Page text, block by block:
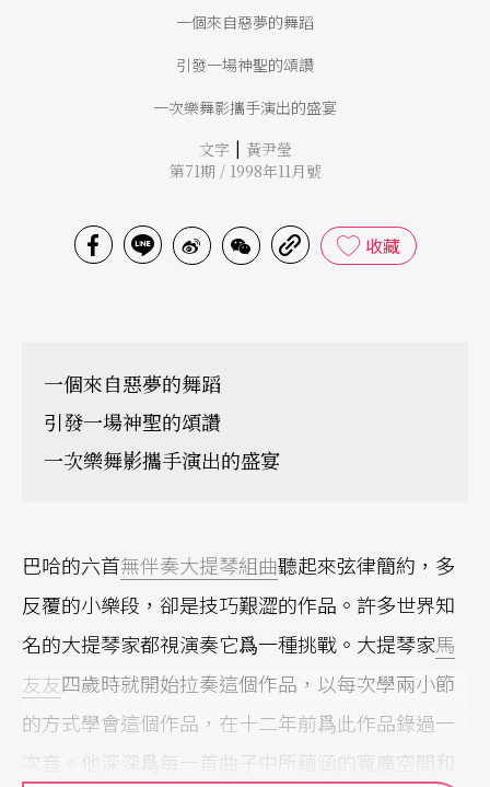
一個來自惡夢的舞蹈
引發一場神聖的頌讚
一次樂舞影攜手演出的盛宴
文字 | 黃尹瑩
第71期 / 1998年11月號
收藏
一個來自惡夢的舞蹈
引發一場神聖的頌讚
一次樂舞影攜手演出的盛宴
巴哈的六首無伴奏大提琴組曲聽起來弦律簡約，多
反覆的小樂段，卻是技巧艱澀的作品。許多世界知
名的大提琴家都視演奏它爲一種挑戰。大提琴家馬
友友四歲時就開始拉奏這個作品，以每次學兩小節
的方式學會這個作品，在十二年前爲此作品錄過一
次音。他深深爲每一首曲子中所蘊涵的寬廣空間和